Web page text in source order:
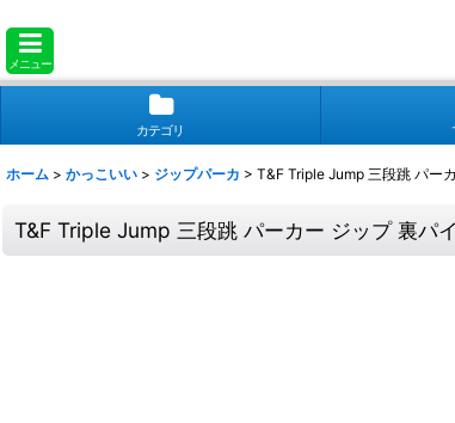
メニュー
カテゴリ
ホーム > かっこいい > ジップパーカ > T&F Triple Jump 三段跳 パー
T&F Triple Jump 三段跳 パーカー ジップ 裏パ